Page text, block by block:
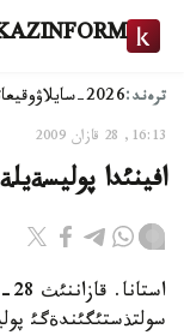
ترەند:2026-سايلاۋ وقيعا
16:13, 28 قازان 2009
افينئدا
سولتذستئگئندةگئ